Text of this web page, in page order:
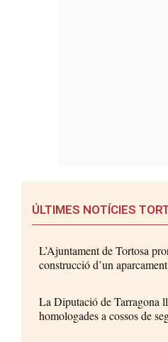
ÚLTIMES NOTÍCIES
L’Ajuntament de Tortosa
construcció d’un
La Diputació de Tarragona
homologades a cossos de